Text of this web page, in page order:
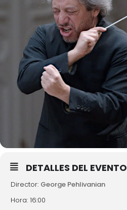
DETALLES DEL EVENTO
Director: George Pehlivanian
Hora: 16:00